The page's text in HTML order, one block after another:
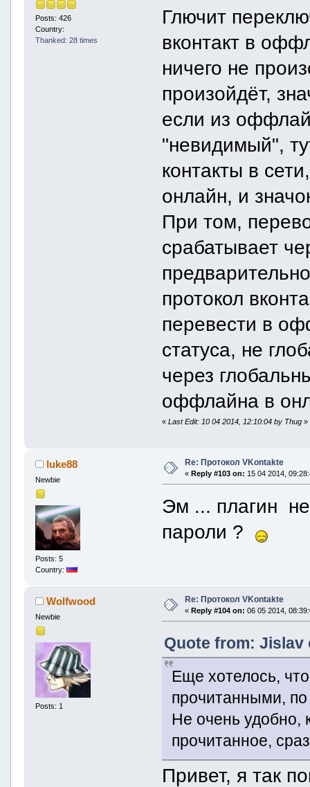
Posts: 426
Country:
Thanked: 28 times
Глючит
вконтакт в
ничего не
произойдёт,
если из
"невидимый",
контакты в
онлайн, и
При том,
срабатывает
протокол
перевести в
статуса, не
через
оффлайна в
«Last Edit: 10 04 2014, 12:10:04 by Thug »
luke88
Newbie
Posts: 5
Country:
Re: Протокол VKontakte
« Reply #103 on: 15 04 2014,
Эм ... плагин
пароли ?
Wolfwood
Newbie
Posts: 1
Re: Протокол VKontakte
« Reply #104 on: 06 05 2014,
Quote from: Jislav
Еще хотелось,
прочитанными, по
Не очень удобно,
прочитанное,
Привет, я так